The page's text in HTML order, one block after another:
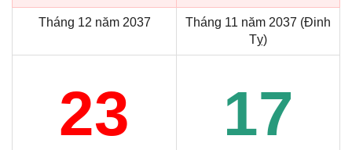
Tháng 12 năm 2037
Tháng 11 năm 2037 (Đinh
Tỵ)
23 17